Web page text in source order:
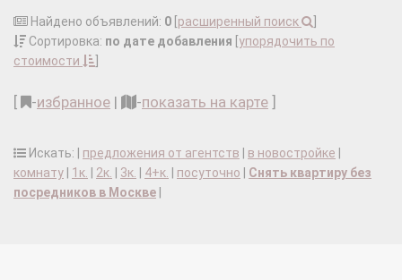
Найдено объявлений: 0 расширенный поиск
Сортировка: по дате добавления упорядочить по
стоимости
-избранное | -показать на карте
Искать: | предложения от агентств в новостройке
комнату
1к. 2к. 3к. 4+к. посуточно
Снять квартиру без
посредников в Москве